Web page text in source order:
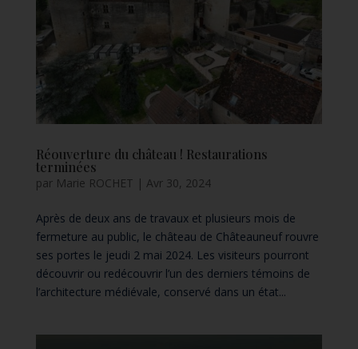
Réouverture du château ! Restaurations
terminées
par Marie ROCHET | Avr 30, 2024
Après de deux ans de travaux et plusieurs mois de
fermeture au public, le château de Châteauneuf rouvre
ses portes le jeudi 2 mai 2024. Les visiteurs pourront
découvrir ou redécouvrir l’un des derniers témoins de
l’architecture médiévale, conservé dans un état...